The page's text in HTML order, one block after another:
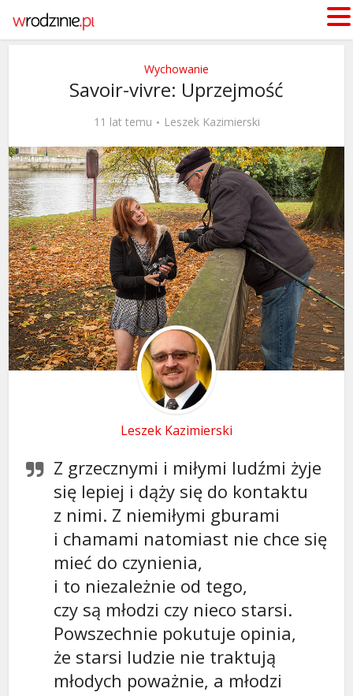
Wychowanie
Savoir-vivre: Uprzejmość
11 lat temu Leszek Kazimierski
Leszek Kazimierski
Z grzecznymi i miłymi ludźmi żyje
się lepiej i dąży się do kontaktu
z nimi. Z niemiłymi gburami
i chamami natomiast nie chce się
mieć do czynienia,
i to niezależnie od tego,
czy są młodzi czy nieco starsi.
Powszechnie pokutuje opinia,
że starsi ludzie nie traktują
młodych poważnie, a młodzi